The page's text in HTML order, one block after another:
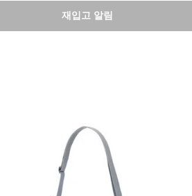
재입고 알림